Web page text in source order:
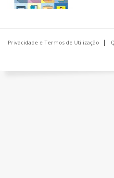
Privacidade e Termos de Utilização